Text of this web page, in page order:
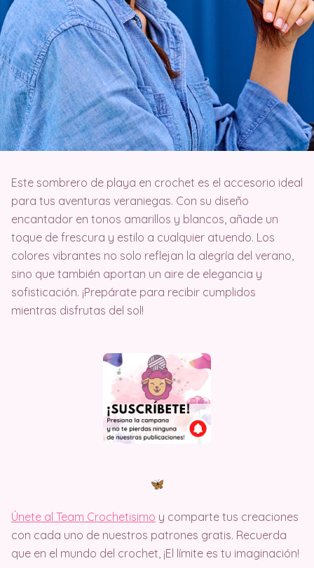
Este sombrero de playa en crochet es el accesorio ideal
para tus aventuras veraniegas. Con su diseño
encantador en tonos amarillos y blancos, añade un
toque de frescura y estilo a cualquier atuendo. Los
colores vibrantes no solo reflejan la alegría del verano,
sino que también aportan un aire de elegancia y
sofisticación. ¡Prepárate para recibir cumplidos
mientras disfrutas del sol!
Únete al Team Crochetisimo y comparte tus creaciones
con cada uno de nuestros patrones gratis. Recuerda
que en el mundo del crochet, ¡El límite es tu imaginación!